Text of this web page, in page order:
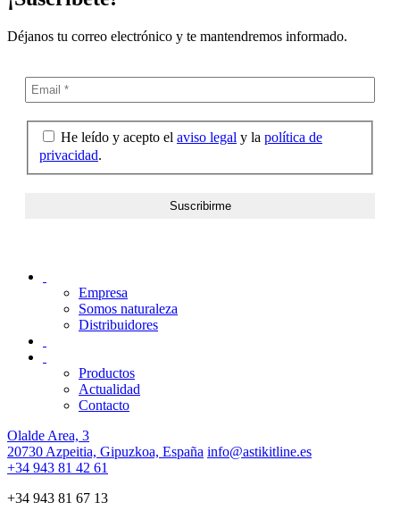
Déjanos tu correo electrónico y te mantendremos informado.
He leído y acepto el aviso legal y la política de
privacidad.
Empresa
Somos naturaleza
Distribuidores
Productos
Actualidad
Contacto
Olalde Area, 3
20730 Azpeitia, Gipuzkoa, España info@astikitline.es
+34 943 81 42 61
+34 943 81 67 13